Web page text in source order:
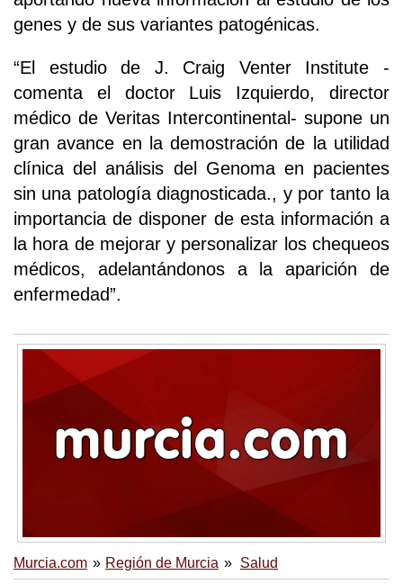
genes y de sus variantes patogénicas.
“El estudio de J. Craig Venter Institute -
comenta el doctor Luis Izquierdo, director
médico de Veritas Intercontinental- supone un
gran avance en la demostración de la utilidad
clínica del análisis del Genoma en pacientes
sin una patología diagnosticada., y por tanto la
importancia de disponer de esta información a
la hora de mejorar y personalizar los chequeos
médicos, adelantándonos a la aparición de
enfermedad”.
Murcia.com Región de Murcia Salud